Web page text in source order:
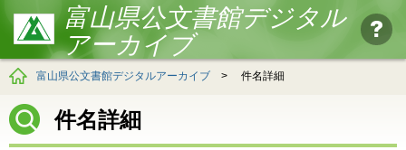
富山県公文書館デジタル
アーカイブ
富山県公文書館デジタルアーカイブ > 件名詳細
件名詳細